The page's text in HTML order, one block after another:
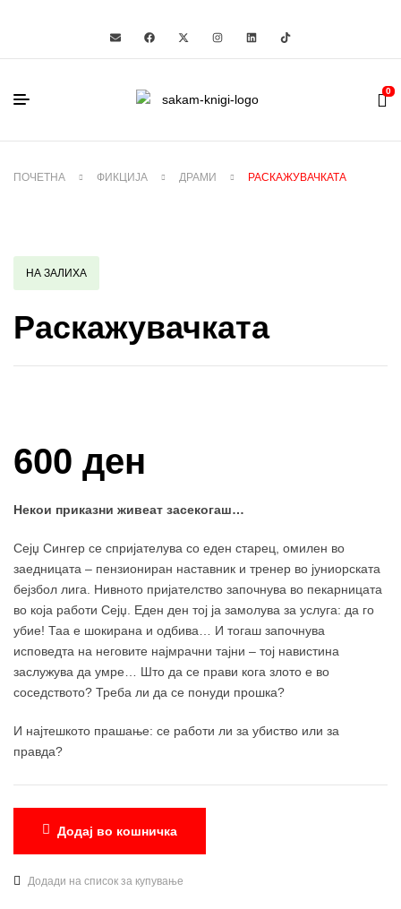
0
ПОЧЕТНА ФИКЦИЈА ДРАМИ РАСКАЖУВАЧКАТА
НА ЗАЛИХА
Раскажувачката
600 ден
Некои приказни живеат засекогаш…
Сејџ Сингер се спријателува со еден старец, омилен во
заедницата – пензиониран наставник и тренер во јуниорската
бејзбол лига. Нивното пријателство започнува во пекарницата
во која работи Сејџ. Еден ден тој ја замолува за услуга: да го
убие! Таа е шокирана и одбива… И тогаш започнува
исповедта на неговите најмрачни тајни – тој навистина
заслужува да умре… Што да се прави кога злото е во
соседството? Треба ли да се понуди прошка?
И најтешкото прашање: се работи ли за убиство или за
правда?
Додај во кошничка
Додади на список за купување